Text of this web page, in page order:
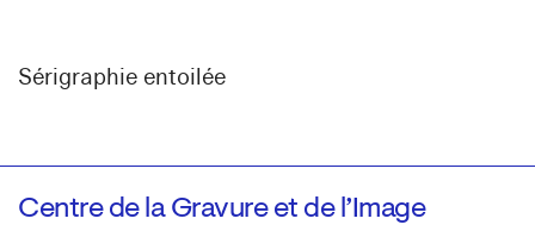
Sérigraphie entoilée
Centre de la Gravure et de l’Image